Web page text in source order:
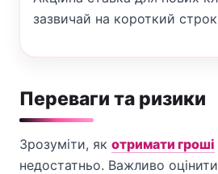
зазвичай на короткий
Переваги та ризики
Зрозуміти, як отримати гроші
недостатньо. Важливо